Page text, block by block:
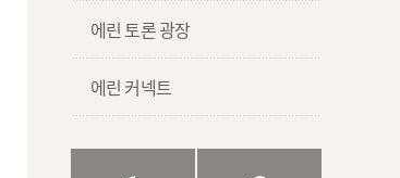
에린 토론 광장
에린 커넥트